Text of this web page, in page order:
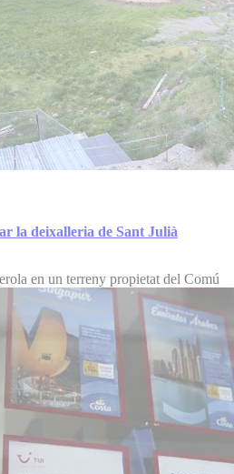
la deixalleria de Sant Julià
en un terreny propietat del Comú